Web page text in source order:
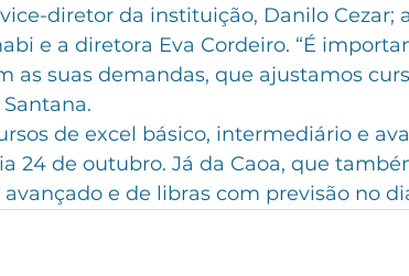
diretor da instituição, Danilo Cezar;
e a diretora Eva Cordeiro. “É
as suas demandas, que ajustamos
de excel básico, intermediário e
24 de outubro. Já da Caoa, que
e de libras com previsão no